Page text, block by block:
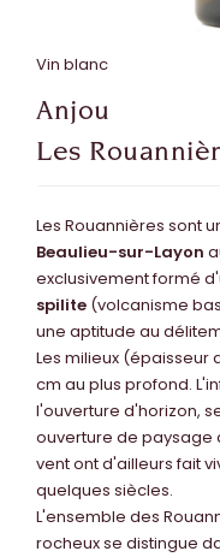
Vin blanc
Anjou
Les
Les Rouannières sont
Beaulieu-sur-Layon
exclusivement formé
spilite (volcanisme
une aptitude au
Les milieux (épaisseur
cm au plus profond.
l'ouverture d'horizon,
ouverture de paysage
vent ont d'ailleurs fait
quelques siècles. ​
L'ensemble des
rocheux se distingue